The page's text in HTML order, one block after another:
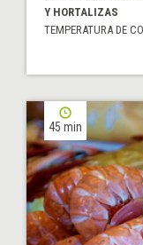
Y HORTALIZAS
TEMPERATURA DE
45 min